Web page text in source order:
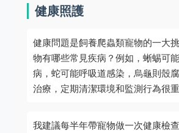
健康照護
健康問題是飼養爬蟲類寵物的一大
物有哪些常見疾病？例如，蜥蜴可
病，蛇可能呼吸道感染，烏龜則殼
治療，定期清潔環境和監測行為很重
我建議每半年帶寵物做一次健康檢